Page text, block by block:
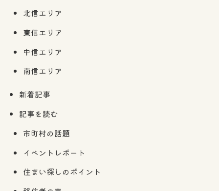
北信エリア
東信エリア
中信エリア
南信エリア
新着記事
記事を読む
市町村の話題
イベントレポート
住まい探しのポイント